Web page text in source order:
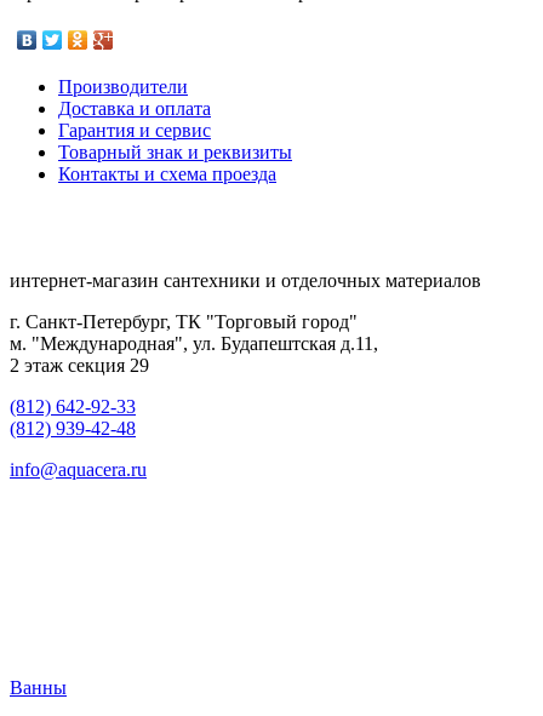
Производители
Доставка и оплата
Гарантия и сервис
Товарный знак и реквизиты
Контакты и схема проезда
интернет-магазин сантехники и отделочных материалов
г. Санкт-Петербург, ТК "Торговый город"
м. "Международная", ул. Будапештская д.11,
2 этаж секция 29
(812) 642-92-33
(812) 939-42-48
info@aquacera.ru
Ванны